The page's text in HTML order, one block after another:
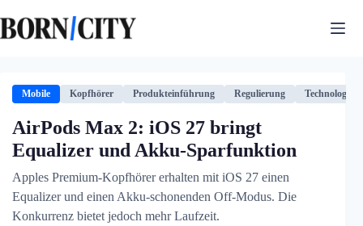
Inhalt
springen
Mobile Kopfhörer Produkteinführung Regulierung Technologie
AirPods Max 2: iOS 27 bringt
Equalizer und Akku-Sparfunktion
Apples Premium-Kopfhörer erhalten mit iOS 27 einen
Equalizer und einen Akku-schonenden Off-Modus. Die
Konkurrenz bietet jedoch mehr Laufzeit.